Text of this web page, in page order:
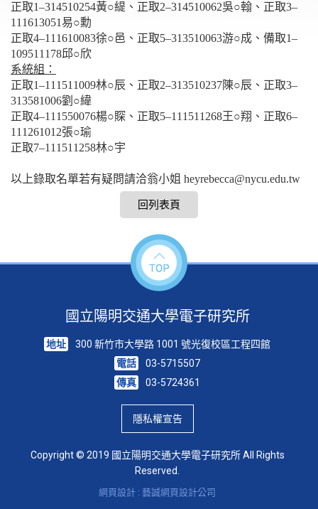
正取1–314510254黃○緹、正取2–314510062吳○翰、正取3–
111613051易○勳
正取4–111610083徐○邑、正取5–313510063游○成、備取1–
109511178邱○欣
系統組：
正取1–111511009林○辰、正取2–313510237陳○辰、正取3–
313581006劉○緯
正取4–111550076楊○賝、正取5–111511268王○翔、正取6–
111261012張○瑜
正取7–111511258林○宇
以上錄取名單若有疑問請洽翁小姐 heyrebecca@nycu.edu.tw
回列表頁
國立陽明交通大學電子研究所
地址
300 新竹市大學路 1001 號光復校區工程四館
電話
03-5715507
傳真
03-5724361
隱私權宣告
Copyright © 2019 國立陽明交通大學電子研究所 All Rights
Reserved.
網頁設計 : 藝誠網頁設計公司